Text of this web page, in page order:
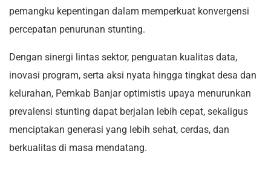
pemangku kepentingan dalam memperkuat konvergensi
percepatan penurunan stunting.
Dengan sinergi lintas sektor, penguatan kualitas data,
inovasi program, serta aksi nyata hingga tingkat desa dan
kelurahan, Pemkab Banjar optimistis upaya menurunkan
prevalensi stunting dapat berjalan lebih cepat, sekaligus
menciptakan generasi yang lebih sehat, cerdas, dan
berkualitas di masa mendatang.